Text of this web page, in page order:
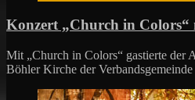
Konzert „Church in Colors“
Mit „Church in Colors“ gastierte der
Böhler Kirche der Verbandsgemeinde